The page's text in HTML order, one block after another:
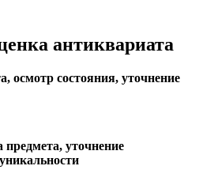
антиквариата
осмотр состояния, уточнение
уточнение